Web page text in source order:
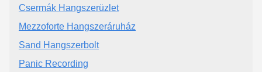
Csermák Hangszerüzlet
Mezzoforte Hangszeráruház
Sand Hangszerbolt
Panic Recording